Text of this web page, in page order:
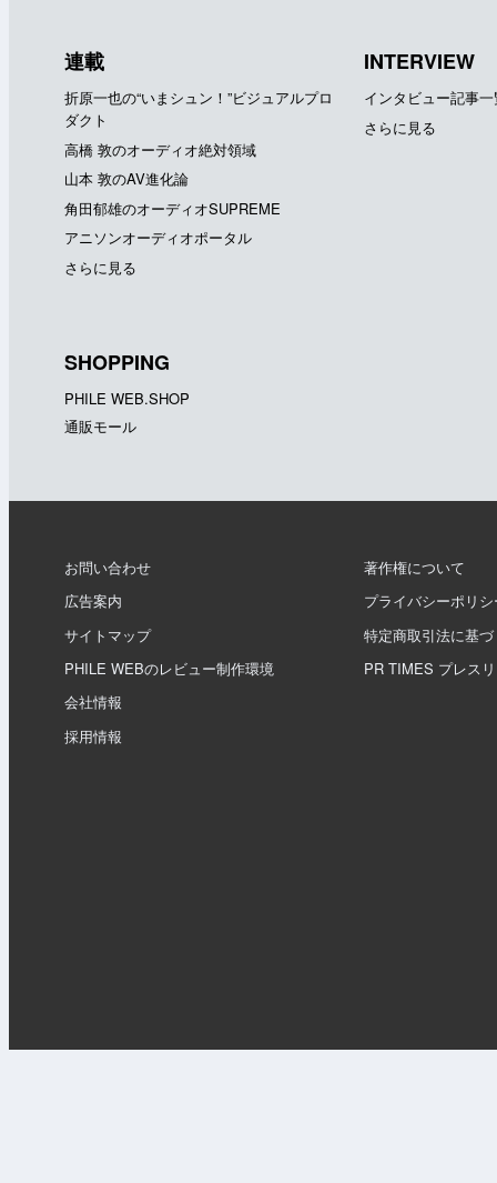
連載
折原一也の“いまシュン！”ビジュアルプロ
ダクト
高橋 敦のオーディオ絶対領域
山本 敦のAV進化論
角田郁雄のオーディオSUPREME
アニソンオーディオポータル
さらに見る
INTERVIEW
インタビュー記事
さらに見る
SHOPPING
PHILE WEB.SHOP
通販モール
お問い合わせ
広告案内
サイトマップ
PHILE WEBのレビュー制作環境
会社情報
採用情報
著作権について
プライバシーポリ
特定商取引法に基
PR TIMES プレス